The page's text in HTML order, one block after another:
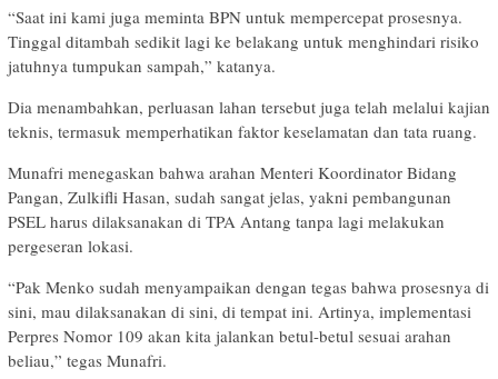
“Saat ini kami juga meminta BPN untuk mempercepat prosesnya.
Tinggal ditambah sedikit lagi ke belakang untuk menghindari risiko
jatuhnya tumpukan sampah,” katanya.
Dia menambahkan, perluasan lahan tersebut juga telah melalui kajian
teknis, termasuk memperhatikan faktor keselamatan dan tata ruang.
Munafri menegaskan bahwa arahan Menteri Koordinator Bidang
Pangan, Zulkifli Hasan, sudah sangat jelas, yakni pembangunan
PSEL harus dilaksanakan di TPA Antang tanpa lagi melakukan
pergeseran lokasi.
“Pak Menko sudah menyampaikan dengan tegas bahwa prosesnya di
sini, mau dilaksanakan di sini, di tempat ini. Artinya, implementasi
Perpres Nomor 109 akan kita jalankan betul-betul sesuai arahan
beliau,” tegas Munafri.